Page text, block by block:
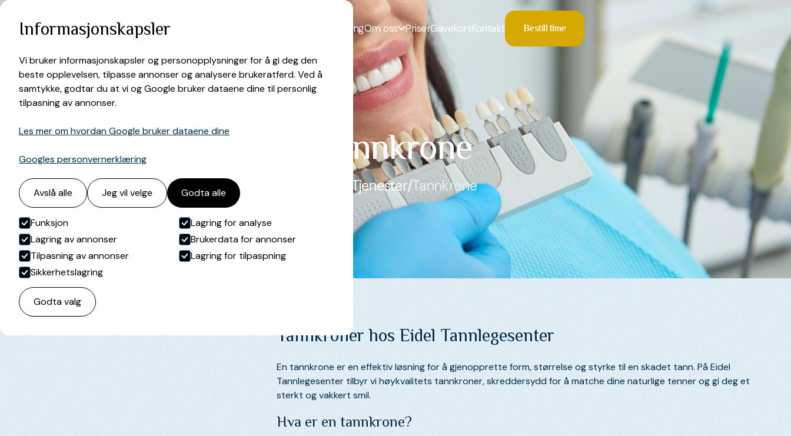
Informasjonskapsler
Vi bruker informasjonskapsler og personopplysninger for å gi deg den
beste opplevelsen, tilpasse annonser og analysere brukeratferd. Ved å
samtykke, godtar du at vi og Google bruker dataene dine til personlig
tilpasning av annonser.
Les mer om hvordan Google bruker dataene dine
Googles personvernerklæring
Avslå alle Jeg vil velge Godta alle
Funksjon
Lagring for analyse
Lagring av annonser
Brukerdata for annonser
Tilpasning av annonser
Lagring for tilpaspning
Sikkerhetslagring
Godta valg
HjemTjenesterTannlegeskrekk NarkosebehandlingOm ossPriserGavekortKontakt Bestill time
Tannkrone
Tjenester/Tannkrone
Behandling med narkose
Skallfasetter
Tannkroner hos Eidel Tannlegesenter
En tannkrone er en effektiv løsning for å gjenopprette form, størrelse og styrke til en skadet tann. På Eidel
Tannlegesenter tilbyr vi høykvalitets tannkroner, skreddersydd for å matche dine naturlige tenner og gi deg et
sterkt og vakkert smil.
Hva er en tannkrone?